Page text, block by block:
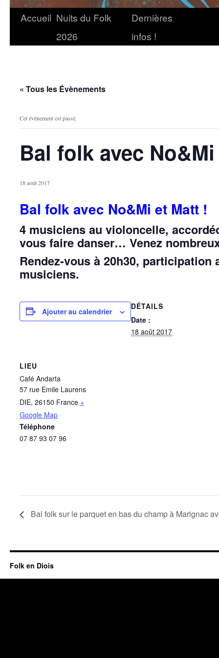
Accueil Nuits du Folk
2026
Dernières
infos !
« Tous les Évènements
Cet évènement est passé.
Bal folk avec
18 août 2017
Bal folk avec No&Mi et Matt !
4 musiciens au violoncelle,
vous faire danser… Venez
Rendez-vous à 20h30, participation
musiciens.
Ajouter au calendrier
DÉTAILS
Date :
18 août 2017
LIEU
Café Andarta
57 rue Emile Laurens
DIE, 26150 France +
Google Map
Téléphone
07 87 93 07 96
Bal folk sur le parquet en bas du champ à Marignac
Folk en Diois